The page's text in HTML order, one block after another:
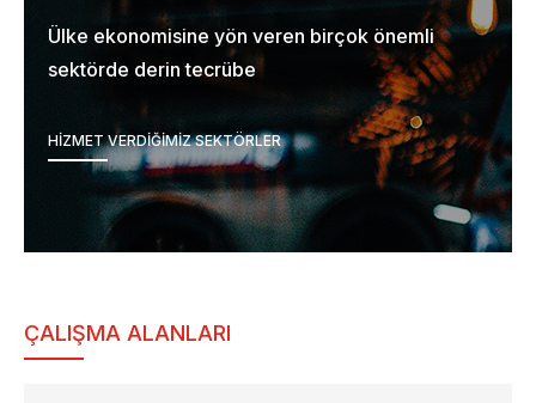
Ülke ekonomisine yön veren birçok önemli
sektörde derin tecrübe
HIZMET VERDIĞIMIZ SEKTÖRLER
ÇALIŞMA ALANLARI